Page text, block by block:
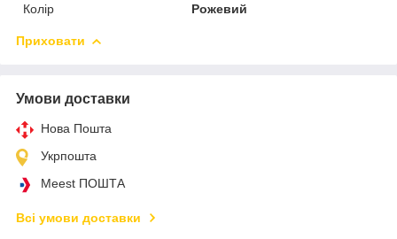
Колір
Рожевий
Приховати
Умови доставки
Нова Пошта
Укрпошта
Meest ПОШТА
Всі умови доставки